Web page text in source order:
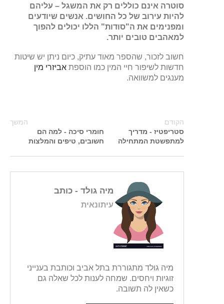
סוטרה אינם כוללים רק את המשגל – עליהם
להיות עירוב של כל החושים. אנשים שיודעים
ומפנימים את ה"סודות" הללו יכולים להפוך
למאהבים טובים יותר.
חשוב לזכור, שהספר מאוד עתיק, כיום ניתן יש שיטות
חדשות לשיפור חיי המין כמו הוספת אביזרי מין
מענגים למשוואה.
הקודם
סטריפטיז - מדריך
למתפשטת המתחילה
המשך
חומרי סיכה - למה הם
חשובים, טיפים והמלצות
מיה גולד - כותב
עיתונאית
מיה גולד מתגוררת בתל אביב וכותבת בענייני
זוגיות ויחסים. שמחה לענות לכל שאלה גם
כשאין לה תשובה.